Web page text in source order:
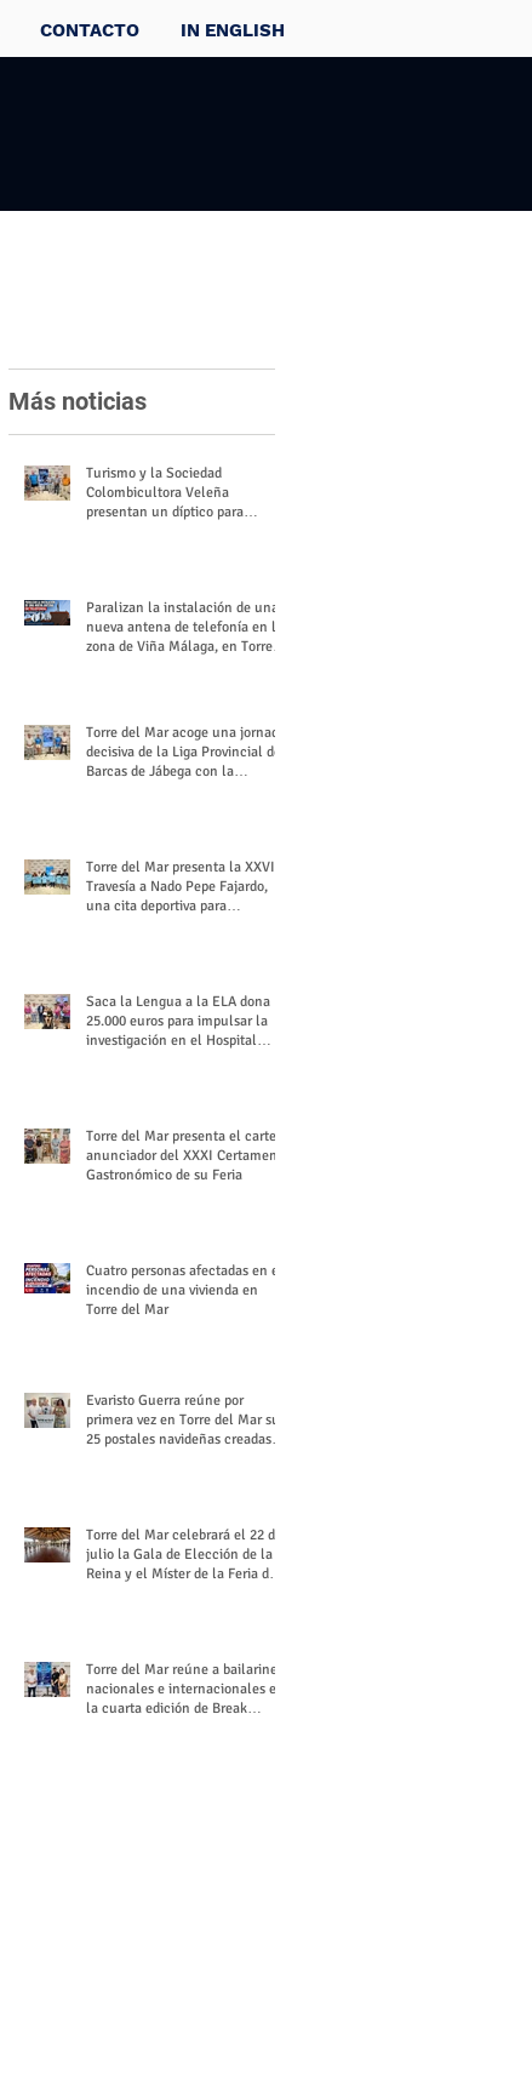
CONTACTO IN ENGLISH
Más noticias
Turismo y la Sociedad
Colombicultora Veleña
presentan un díptico para
Paralizan la instalación de una
nueva antena de telefonía en la
zona de Viña Málaga, en Torre
Torre del Mar acoge una jornada
decisiva de la Liga Provincial de
Barcas de Jábega con la
Torre del Mar presenta la XXVI
Travesía a Nado Pepe Fajardo,
una cita deportiva para
Saca la Lengua a la ELA dona
25.000 euros para impulsar la
investigación en el Hospital
Torre del Mar presenta el cartel
anunciador del XXXI Certamen
Gastronómico de su Feria
Cuatro personas afectadas en el
incendio de una vivienda en
Torre del Mar
Evaristo Guerra reúne por
primera vez en Torre del Mar sus
25 postales navideñas creadas
Torre del Mar celebrará el 22 de
julio la Gala de Elección de la
Reina y el Míster de la Feria de
Torre del Mar reúne a bailarines
nacionales e internacionales en
la cuarta edición de Break